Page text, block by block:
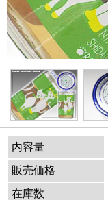
内容量
販売価格
在庫数